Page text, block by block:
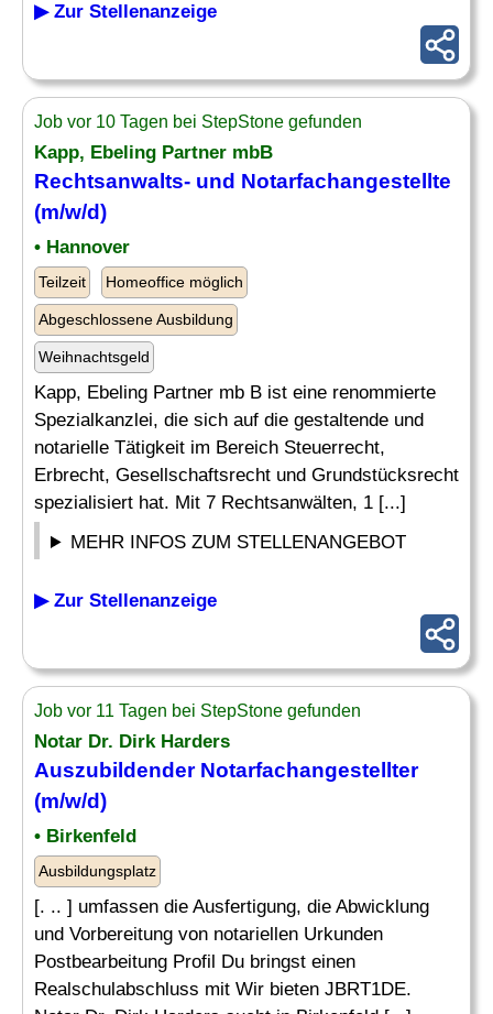
▶ Zur Stellenanzeige
Job vor 10 Tagen bei StepStone gefunden
Kapp, Ebeling Partner mbB
Rechtsanwalts- und Notarfachangestellte
(m/w/d)
• Hannover
Teilzeit Homeoffice möglich
Abgeschlossene Ausbildung
Weihnachtsgeld
Kapp, Ebeling Partner mb B ist eine renommierte
Spezialkanzlei, die sich auf die gestaltende und
notarielle Tätigkeit im Bereich Steuerrecht,
Erbrecht, Gesellschaftsrecht und Grundstücksrecht
spezialisiert hat. Mit 7 Rechtsanwälten, 1 [...]
MEHR INFOS ZUM STELLENANGEBOT
▶ Zur Stellenanzeige
Job vor 11 Tagen bei StepStone gefunden
Notar Dr. Dirk Harders
Auszubildender Notarfachangestellter
(m/w/d)
• Birkenfeld
Ausbildungsplatz
[. .. ] umfassen die Ausfertigung, die Abwicklung
und Vorbereitung von notariellen Urkunden
Postbearbeitung Profil Du bringst einen
Realschulabschluss mit Wir bieten JBRT1DE.